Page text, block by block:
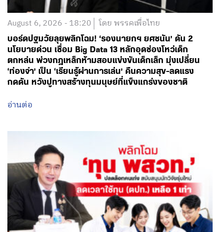
August 6, 2026 - 18:20 โดย พรรคเพื่อไทย
บอร์ดปฐมวัยลุยพลิกโฉม! ‘รองนายกฯ ยศชนัน’ ดัน 2
นโยบายด่วน เชื่อม Big Data 13 หลักอุดช่องโหว่เด็ก
ตกหล่น พ่วงกฎเหล็กห้ามสอบแข่งขันเด็กเล็ก มุ่งเปลี่ยน
‘ท่องจำ’ เป็น ‘เรียนรู้ผ่านการเล่น’ คืนความสุข-ลดแรง
กดดัน หวังปูทางสร้างทุนมนุษย์ที่แข็งแกร่งของชาติ
อ่านต่อ